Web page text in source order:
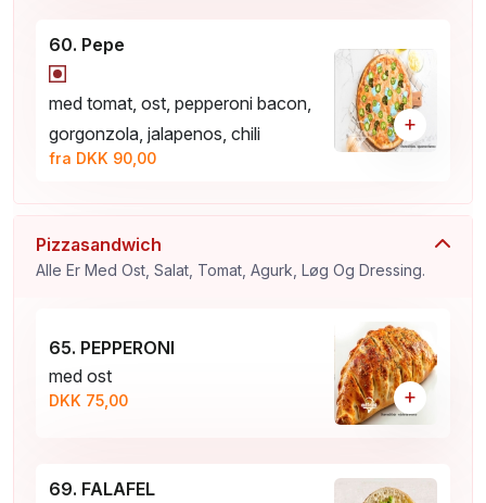
60. Pepe
med tomat, ost, pepperoni bacon,
gorgonzola, jalapenos, chili
fra DKK 90,00
+
Pizzasandwich
Alle Er Med Ost, Salat, Tomat, Agurk, Løg Og Dressing.
65. PEPPERONI
med ost
DKK 75,00 +
69. FALAFEL